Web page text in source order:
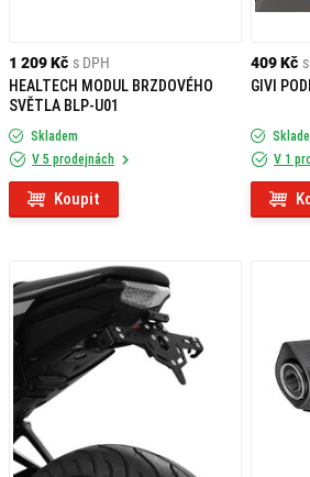
1 209 Kč s DPH
HEALTECH MODUL BRZDOVÉHO
SVĚTLA BLP-U01
Skladem
V 5 prodejnách
Koupit
409 Kč
GIVI
V 1